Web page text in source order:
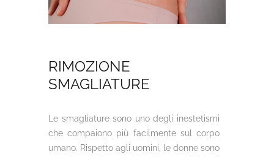
RIMOZIONE
SMAGLIATURE
Le smagliature sono uno degli inestetismi
che compaiono più facilmente sul corpo
umano. Rispetto agli uomini, le donne sono